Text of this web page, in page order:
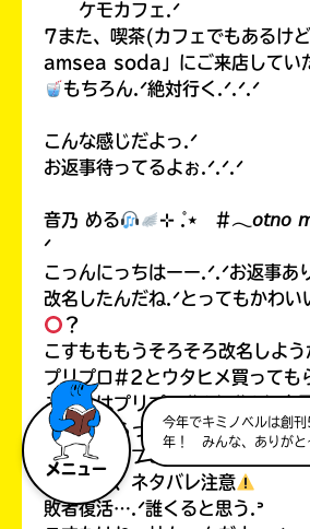
メニュー
今年でキミノベルは創刊
年！ みんな、ありがと
ケモカフェ.ᐟ
7また、喫茶(カフェでもあるけ
amsea soda」にご来店してい
もちろん.ᐟ絶対行く.ᐟ.ᐟ.ᐟ
こんな感じだよっ.ᐟ
お返事待ってるよぉ.ᐟ.ᐟ.ᐟ
音乃 める
⊹ ̊.⋆ #𓂃𝘰𝘵𝘯𝘰
ᐟ
こっんにっちはーー.ᐟ.ᐟお返事あ
改名したんだね.ᐟとってもかわい
？
こすもももうそろそろ改名しよう
プリプロ#2とウタヒメ買っても
こすもはプリプロ#1と#2と魔
買ってもらったー.ᐟ
ねえ、プリプロ2巻最高すぎなか
ここから、ネタバレ注意
敗者復活….ᐟ誰くると思う.ᐣ